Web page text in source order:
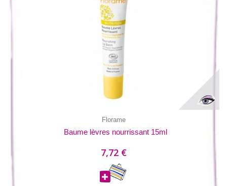
Florame
Baume lèvres nourrissant 15ml
7,72 €